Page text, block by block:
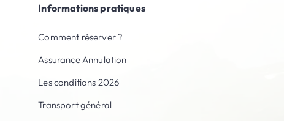
Informations pratiques
Comment réserver ?
Assurance Annulation
Les conditions 2026
Transport général